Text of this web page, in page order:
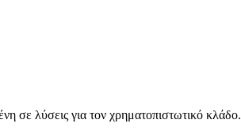
σε λύσεις για τον χρηματοπιστωτικό κλάδο.